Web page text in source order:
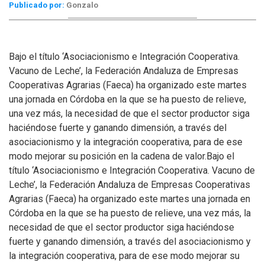
Publicado por: Gonzalo
Bajo el título ‘Asociacionismo e Integración Cooperativa.
Vacuno de Leche’, la Federación Andaluza de Empresas
Cooperativas Agrarias (Faeca) ha organizado este martes
una jornada en Córdoba en la que se ha puesto de relieve,
una vez más, la necesidad de que el sector productor siga
haciéndose fuerte y ganando dimensión, a través del
asociacionismo y la integración cooperativa, para de ese
modo mejorar su posición en la cadena de valor.Bajo el
título ‘Asociacionismo e Integración Cooperativa. Vacuno de
Leche’, la Federación Andaluza de Empresas Cooperativas
Agrarias (Faeca) ha organizado este martes una jornada en
Córdoba en la que se ha puesto de relieve, una vez más, la
necesidad de que el sector productor siga haciéndose
fuerte y ganando dimensión, a través del asociacionismo y
la integración cooperativa, para de ese modo mejorar su